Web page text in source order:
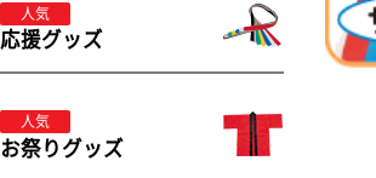
人気
応援グッズ
人気
お祭りグッズ